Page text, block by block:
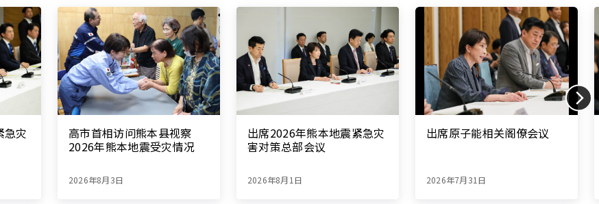
急灾
高市首相访问熊本县视察
2026年熊本地震受灾情况
2026年8月3日
出席2026年熊本地震紧急灾
害对策总部会议
2026年8月1日
出席原子能相关阁僚会议
2026年7月31日